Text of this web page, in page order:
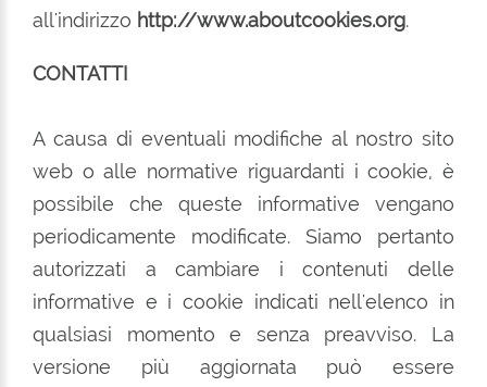
all'indirizzo http://www.aboutcookies.org.
CONTATTI
A causa di eventuali modifiche al nostro sito
web o alle normative riguardanti i cookie, è
possibile che queste informative vengano
periodicamente modificate. Siamo pertanto
autorizzati a cambiare i contenuti delle
informative e i cookie indicati nell'elenco in
qualsiasi momento e senza preavviso. La
versione più aggiornata può essere